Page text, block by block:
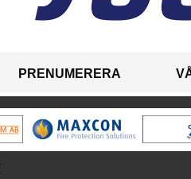
PRENUMERERA